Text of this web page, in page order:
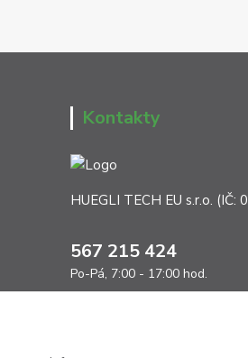
Kontakty
HUEGLI TECH EU s.r.o. (IČ:
567 215 424
Po-Pá, 7:00 - 17:00 hod.